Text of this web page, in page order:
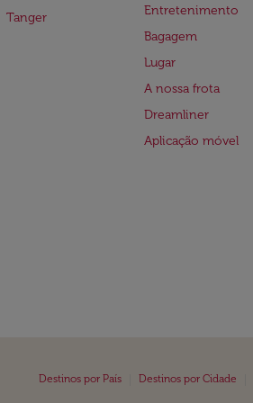
Tanger
Entretenimento
Bagagem
Lugar
A nossa frota
Dreamliner
Aplicação móvel
Destinos por País Destinos por Cidade